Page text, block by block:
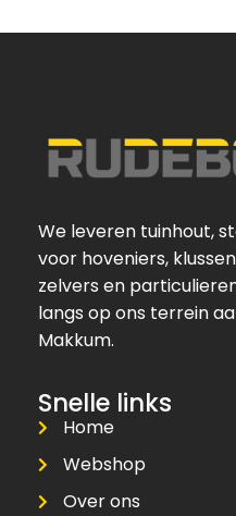
We leveren tuinhout,
voor hoveniers,
zelvers en
langs op ons terrein
Makkum.
Snelle links
Home
Webshop
Over ons